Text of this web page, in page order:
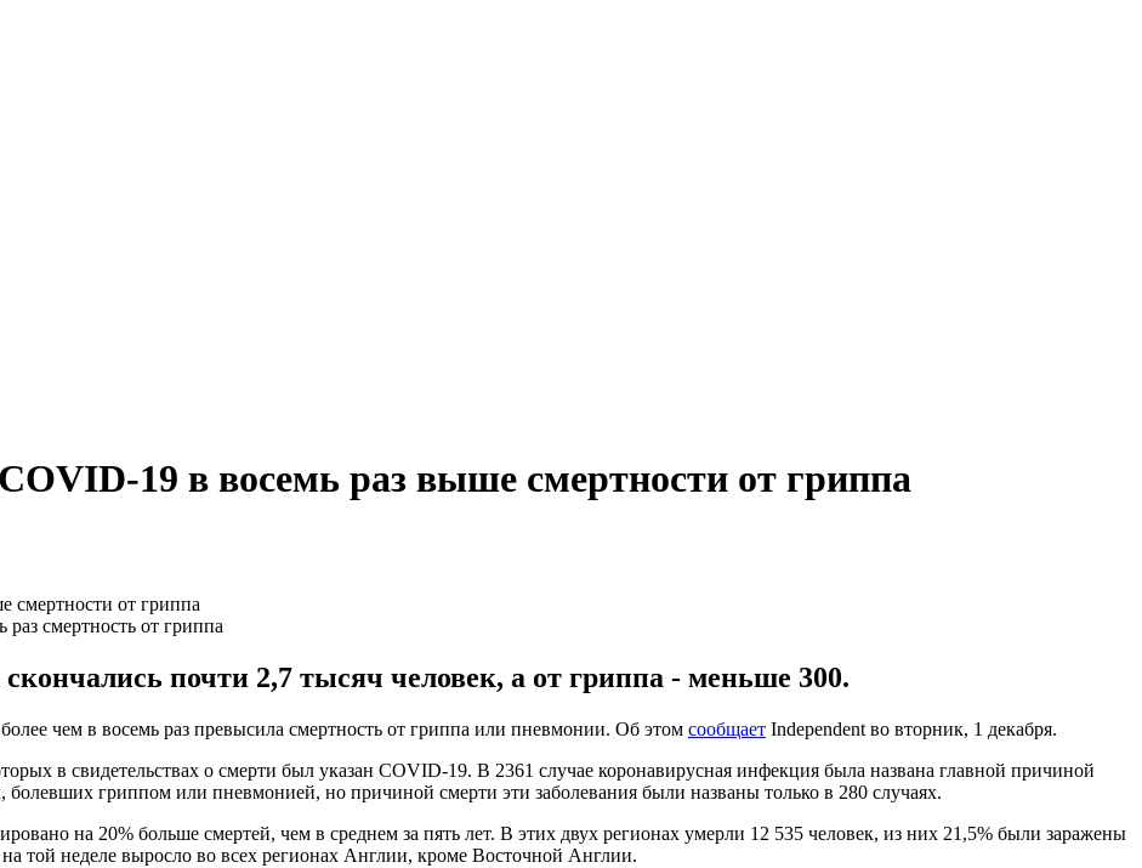
19 в восемь раз выше смертности от гриппа
смертность от гриппа
почти 2,7 тысяч человек, а от гриппа - меньше 300.
чем в восемь раз превысила смертность от гриппа или пневмонии. Об этом сообщает Independent во вторник, 1 декабря.
в свидетельствах о смерти был указан COVID-19. В 2361 случае коронавирусная инфекция была названа главной причиной
гриппом или пневмонией, но причиной смерти эти заболевания были названы только в 280 случаях.
на 20% больше смертей, чем в среднем за пять лет. В этих двух регионах умерли 12 535 человек, из них 21,5% были заражены
той неделе выросло во всех регионах Англии, кроме Восточной Англии.